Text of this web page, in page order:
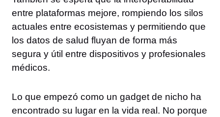
entre plataformas mejore, rompiendo los silos
actuales entre ecosistemas y permitiendo que
los datos de salud fluyan de forma más
segura y útil entre dispositivos y profesionales
médicos.
Lo que empezó como un gadget de nicho ha
encontrado su lugar en la vida real. No porque